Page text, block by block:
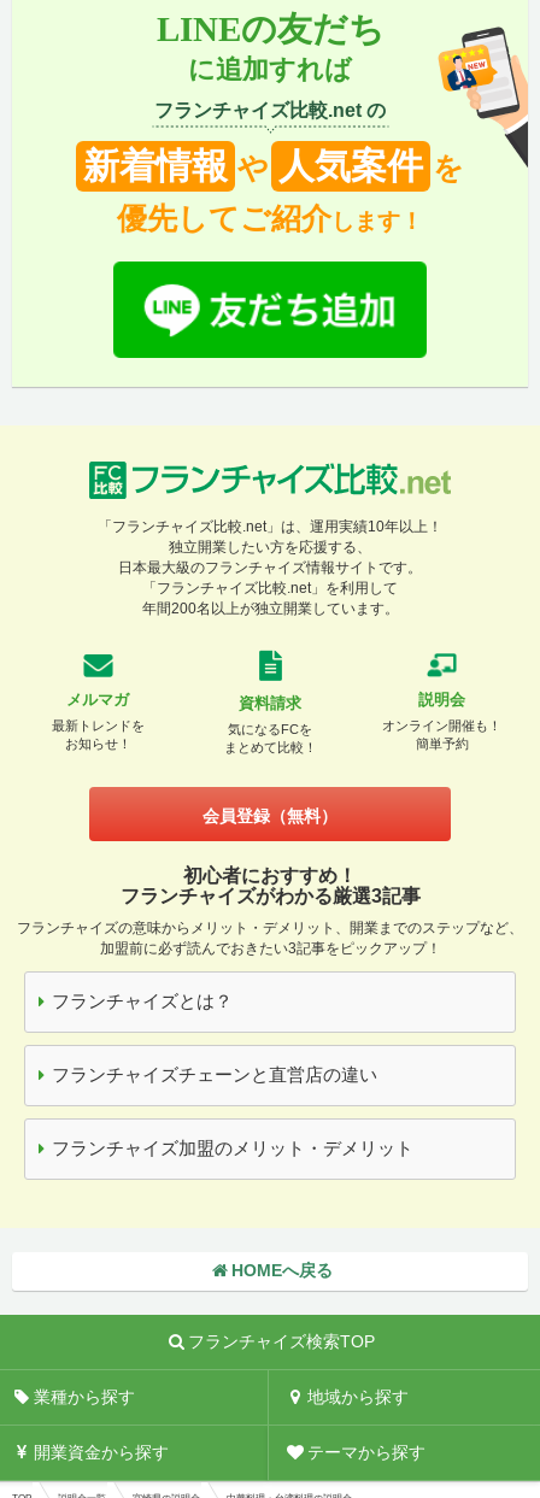
LINEの友だち
に追加すれば
フランチャイズ比較.net の
新着情報 や 人気案件 を
優先してご紹介します！
「フランチャイズ比較.net」は、運用実績10年以上！
独立開業したい方を応援する、
日本最大級のフランチャイズ情報サイトです。
「フランチャイズ比較.net」を利用して
年間200名以上が独立開業しています。
メルマガ
最新トレンドを
お知らせ！
資料請求
気になるFCを
まとめて比較！
説明会
オンライン開催も！
簡単予約
会員登録（無料）
初心者におすすめ！
フランチャイズがわかる厳選3記事
フランチャイズの意味からメリット・デメリット、開業までのステップなど、
加盟前に必ず読んでおきたい3記事をピックアップ！
フランチャイズとは？
フランチャイズチェーンと直営店の違い
フランチャイズ加盟のメリット・デメリット
HOMEへ戻る
フランチャイズ検索TOP
業種から探す 地域から探す
開業資金から探す テーマから探す